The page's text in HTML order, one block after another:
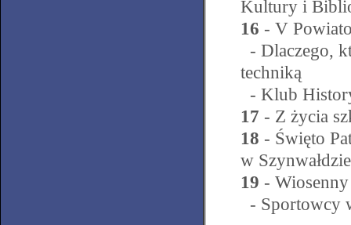
Kultury i
16 - V
- Dlaczego,
techniką
- Klub
17 - Z życia
18 - Święto
w Szynwałdzie
19 -
- Sportowcy